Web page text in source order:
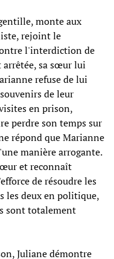
monte aux
rejoint le
l'interdiction de
sa sœur lui
refuse de lui
de leur
en prison,
perdre son temps sur
répond que Marianne
manière arrogante.
et reconnaît
de résoudre les
les deux en politique,
sont totalement
Juliane démontre